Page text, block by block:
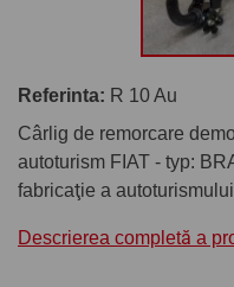
Referinta: R 10 Au
Cârlig de remorcare
autoturism FIAT - typ:
fabricaţie a
Descrierea completă a